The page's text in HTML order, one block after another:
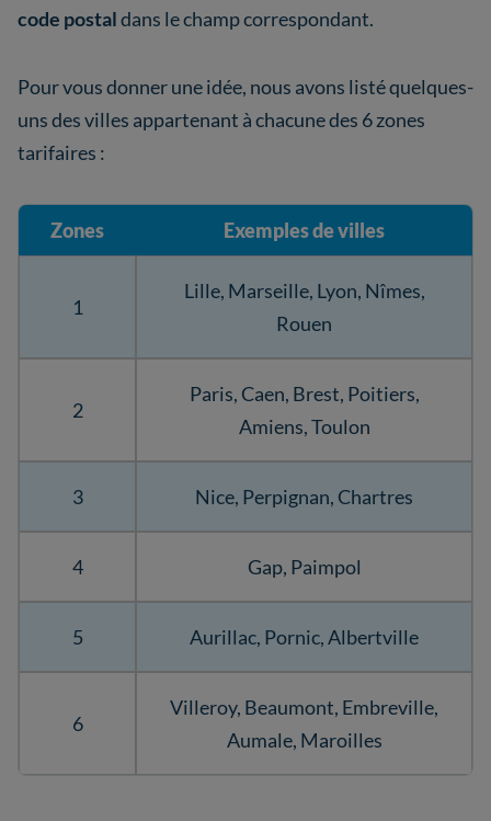
code postaldans le champ correspondant.
Pour vous donner une idée, nous avons listé quelques-
uns des villes appartenant à chacune des 6 zones
tarifaires :
Zones Exemples de villes
1
Lille, Marseille, Lyon, Nîmes,
Rouen
2
Paris, Caen, Brest, Poitiers,
Amiens, Toulon
3 Nice, Perpignan, Chartres
4 Gap, Paimpol
5 Aurillac, Pornic, Albertville
6
Villeroy, Beaumont, Embreville,
Aumale, Maroilles